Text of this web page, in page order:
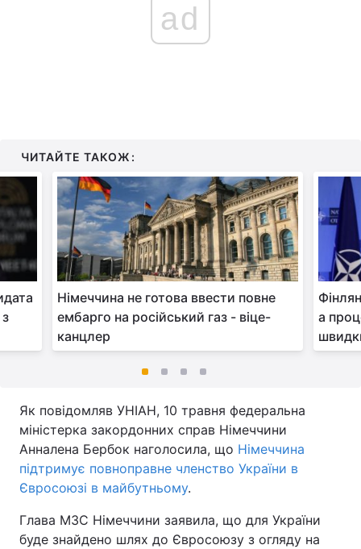
ad
ЧИТАЙТЕ ТАКОЖ:
Німеччина не готова ввести повне
ембарго на російський газ - віце-
канцлер
а
Як повідомляв УНІАН, 10 травня федеральна
міністерка закордонних справ Німеччини
Анналена Бербок наголосила, що Німеччина
підтримує повноправне членство України в
Євросоюзі в майбутньому.
Глава МЗС Німеччини заявила, що для України
буде знайдено шлях до Євросоюзу з огляду на